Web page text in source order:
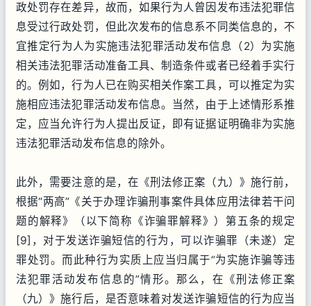
政处罚存在差异，故而，如果行为人曾因发布违法犯罪信
息受过行政处罚，但此次发布的信息系不同类信息的，不
宜推定行为人为实施违法犯罪活动发布信息（2）为实施
相关违法犯罪活动准备工具、制造条件或者已经着手实行
的。例如，行为人已在购买相关作案工具，可以推定为实
施相应违法犯罪活动发布信息。当然，由于上述情形系推
定，应当允许行为人提出反证，即有证据证明确非为实施
违法犯罪活动发布信息的除外。
此外，需要注意的是，在《刑法修正案（九）》施行前，
根据“两高”《关于办理诈骗刑事案件具体应用法律若干问
题的解释》（以下简称《诈骗罪解释》）第五条的规定
[9]，对于发送诈骗短信的行为，可以诈骗罪（未遂）定
罪处罚。而此种行为实质上应当归属于“为实施诈骗等违
法犯罪活动发布信息的”情形。那么，在《刑法修正案
（九）》施行后，是否意味着对发送诈骗短信的行为应当